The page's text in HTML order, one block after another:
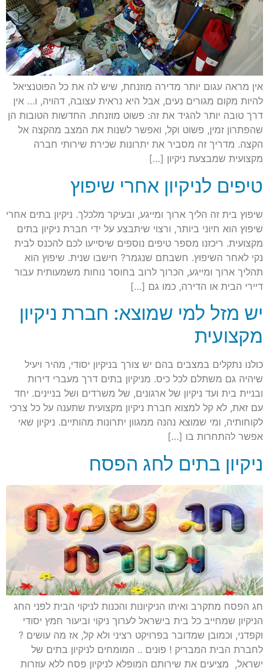
אין מראה עגום יותר מדירה מוזנחת, שיש לה את כל הפוטנציאל
להיות מקום מגורים נעים, אבל היא נראית עצובה, דהויה, ו… אין
דרך טובה יותר להגיד את זה: פשוט מוזנחת. החדשות הטובות הן
שהפתרון זמין, פשוט וקל, ואפשר לשנות את המצב מהקצה אל
הקצה. מדריך זה מסביר את יתרונות שכירת שירותי חברה
מקצועית שמבצעת ניקיון […]
טיפים לניקיון אחרי שיפוץ
שיפוץ בית זה הליך ארוך ומייגע, ובעיקר מלכלך. ניקיון בתים אחרי
שיפוץ הוא חיוני ביותר, ורצוי שיתבצע על ידי חברת ניקיון בתים
מקצועית. ריכזנו מספר טיפים נוספים שיסייעו לכם להכנס לבית
נקי לאחר השיפוץ. חשבתם שנגמר? חישבו שנית. שיפוץ הוא
תהליך ארוך ומייגע, הכרוך לרוב בחוסר נוחות משמעותית עבור
דיירי הבית או הדירה, כמו גם […]
יש מזל למי שמוצא: חברת ניקיון
מקצועית
כולנו נתקלים במצבים בהם יש צורך בניקיון יסודי, מהיר ויעיל
שיהיה גם משתלם לכל כיס. מניקיון בתים דרך מעברי דירות
ובניית בית ועד ניקיון של ארגונים, של משרדים ושל בניינים. יחד
עם זאת, לא קל למצוא חברת ניקיון מקצועית שתענה על כל צרכי
לקוחותיה, ומי שמוצא נהנה ממגוון יתרונות מהותיים. ניקיון שאי
אפשר להתחרות בו […]
ניקיון בתים לחג הפסח
חג הפסח מתקרב ואיתו הניקיונות והכנות לניקוי הבית לפני החג
הניקיון שמחייב כל בית בישראל לערוך ניקוי וביעור חמץ יסודי
וקפדני, וכמובן שמדובר בפרויקט רציני ולא קל, אז מה עושים ?
לחברת הבית המבריק ! פונים .. המומחים לניקיון בתים של
ישראל, מציעים את שירותם המופלא לניקיון פסח ללא עוזרות